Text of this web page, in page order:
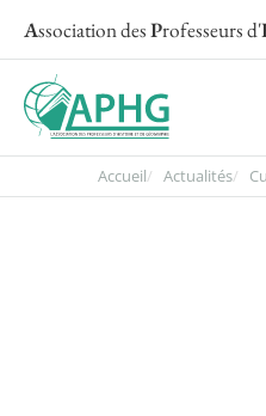
Association desProfesseurs d'
Accueil Actualités